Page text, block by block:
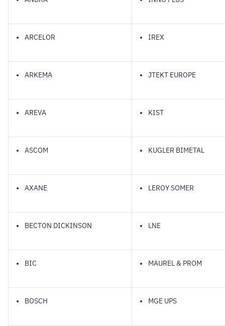
ARCELOR IREX
ARKEMA JTEKT EUROPE
AREVA KIST
ASCOM KUGLER BIMETAL
AXANE LEROY SOMER
BECTON DICKINSON LNE
BIC MAUREL & PROM
BOSCH MGE UPS